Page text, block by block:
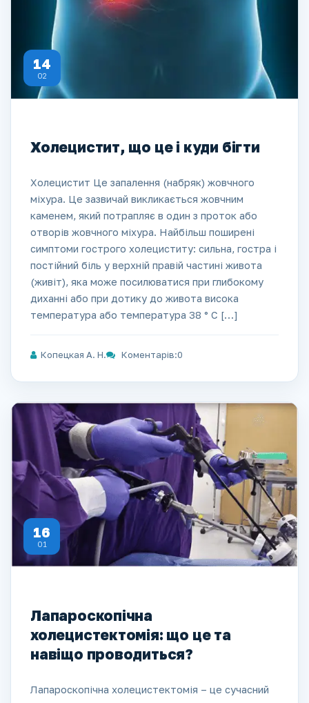
14
02
Холецистит, що це і куди бігти
Холецистит Це запалення (набряк) жовчного
міхура. Це зазвичай викликається жовчним
каменем, який потрапляє в один з проток або
отворів жовчного міхура. Найбільш поширені
симптоми гострого холециститу: сильна, гостра і
постійний біль у верхній правій частині живота
(живіт), яка може посилюватися при глибокому
диханні або при дотику до живота висока
температура або температура 38 ° С […]
Копецкая А. Н. Коментарів:0
16
01
Лапароскопічна
холецистектомія: що це та
навіщо проводиться?
Лапароскопічна холецистектомія – це сучасний